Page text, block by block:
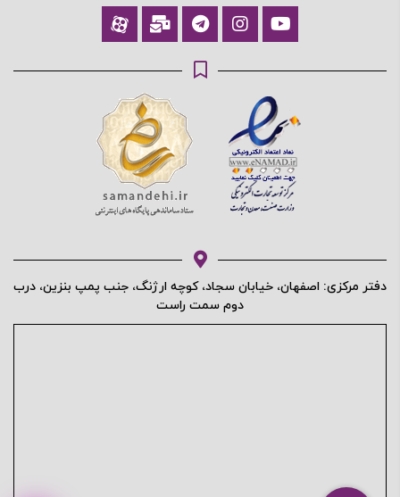
دفتر مرکزی: اصفهان، خیابان سجاد، کوچه ارژنگ، جنب پمپ بنزین، درب
دوم سمت راست